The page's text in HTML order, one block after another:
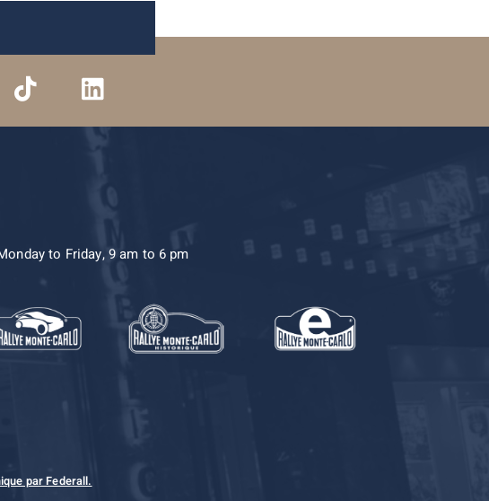
to Friday, 9 am to 6 pm
par Federall.